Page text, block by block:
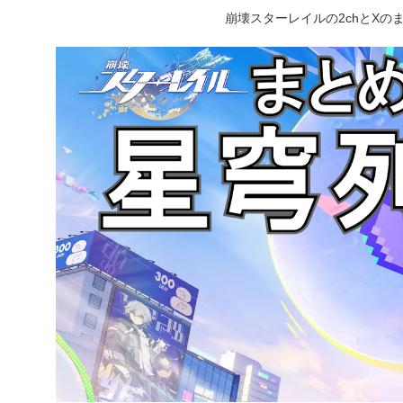
崩壊スターレイルの2chとXの